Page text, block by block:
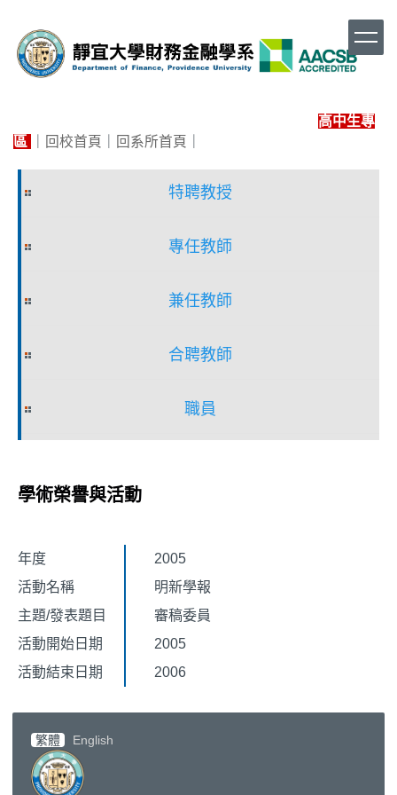
主
要
高中生專
區
回校首頁 回系所首頁
特聘教授
專任教師
兼任教師
合聘教師
職員
學術榮譽與活動
年度
2005
活動名稱
明新學報
主題/發表題目
審稿委員
活動開始日期
2005
活動結束日期
2006
繁體 English